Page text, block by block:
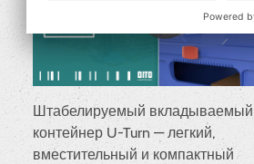
Штабелируемый вкладываемый
контейнер U-Turn — легкий,
вместительный и компактный